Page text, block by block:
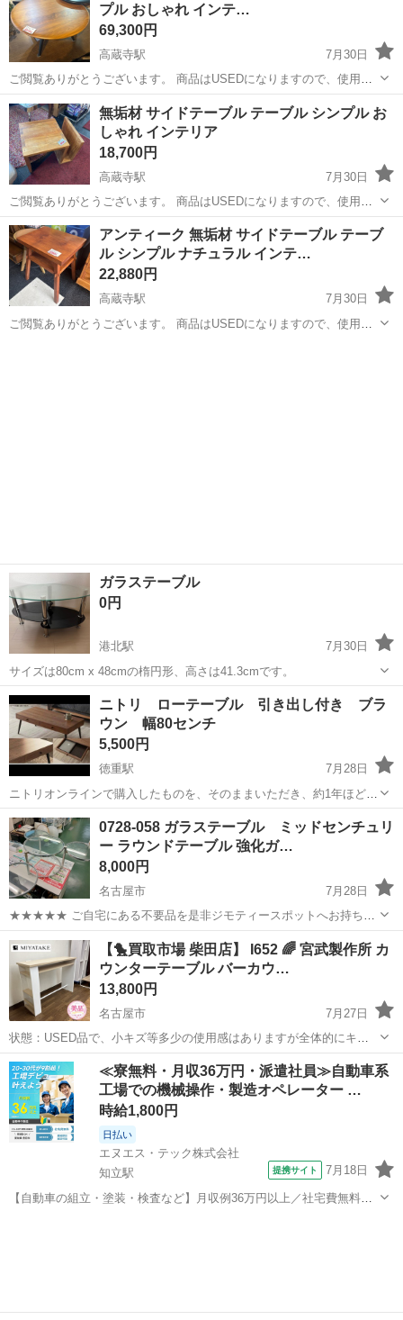
プル おしゃれ インテ…
69,300円
高蔵寺駅
7月30日
ご閲覧ありがとうございます。 商品はUSEDになりますので、使用感
がございます。 ご来店していただき必ず実物をご確認下さい。 ご来
店の際は「ジモティーを見て来ました」とお声掛けください。 ◆メ
ーカー:Ritzwel...
愛知 春日井市 高蔵寺駅 テーブル Ritzwell
無垢材 サイドテーブル テーブル シンプル お
しゃれ インテリア
18,700円
高蔵寺駅
7月30日
ご閲覧ありがとうございます。 商品はUSEDになりますので、使用感
がございます。 ご来店していただき必ず実物をご確認下さい。 ご来
店の際は「ジモティーを見て来ました」とお声掛けください。 ◆状
態:USED 【商品の受...
愛知 春日井市 高蔵寺駅 テーブル 無垢材
アンティーク 無垢材 サイドテーブル テーブ
ル シンプル ナチュラル インテ…
22,880円
高蔵寺駅
7月30日
ご閲覧ありがとうございます。 商品はUSEDになりますので、使用感
ガラステーブル
0円
港北駅
7月30日
サイズは80cm x 48cmの楕円形、高さは41.3cmです。
愛知 名古屋市 港北駅 テーブル ガラス
ニトリ ローテーブル 引き出し付き ブラ
ウン 幅80センチ
5,500円
徳重駅
7月28日
ニトリオンラインで購入したものを、そのままいただき、約1年ほど使
っていました。 (現在このカラーは完売となっております) 表面細かな
傷等あります。 サイズ:幅80×奥行40×高さ37cm 材質 天板：アメリカ
ンウォールナ...
愛知 名古屋市
0728-058 ガラステーブル ミッドセンチュリ
ー ラウンドテーブル 強化ガ…
8,000円
名古屋市
7月28日
★★★★★ ご自宅にある不要品を是非ジモティースポットへお持ち込
みしませんか？ 家電、趣味・スポーツ・レジャー用品、こども用品、
衣料服飾品、生活雑貨、家具、本、CD・DVDなどが無料でまとめて持
ち込めます！ ※詳細はこ...
愛知 名古屋市 テーブル ラウンドテーブル
【🐤買取市場 柴田店】 I652 🌈 宮武製作所 カ
ウンターテーブル バーカウ…
13,800円
名古屋市
7月27日
状態：USED品で、小キズ等多少の使用感はありますが全体的にキレ
イです。 ※クリーニング済。 ※こちらの商品は他のサイトや店頭でも
同時販売しております。購入意思を示された場合でも、多少の時間差
で売切れている場合も...
愛知 名古屋市 テーブル 宮武
≪寮無料・月収36万円・派遣社員≫自動車系
工場での機械操作・製造オペレーター …
時給1,800円
日払い
エヌエス・テック株式会社
知立駅
提携サイト 7月18日
【自動車の組立・塗装・検査など】月収例36万円以上／社宅費無料／